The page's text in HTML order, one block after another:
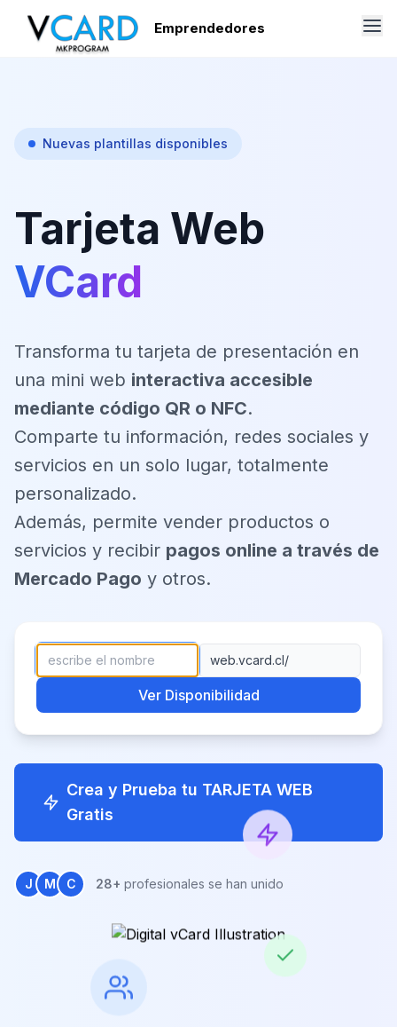
Emprendedores
Nuevas plantillas disponibles
Tarjeta Web
VCard
Transforma tu tarjeta de presentación en
una mini web interactiva accesible
mediante código QR o NFC.
Comparte tu información, redes sociales y
servicios en un solo lugar, totalmente
personalizado.
Además, permite vender productos o
servicios y recibir pagos online a través de
Mercado Pago y otros.
web.vcard.cl/
Ver Disponibilidad
Crea y Prueba tu TARJETA WEB
Gratis
J M C 28+ profesionales se han unido